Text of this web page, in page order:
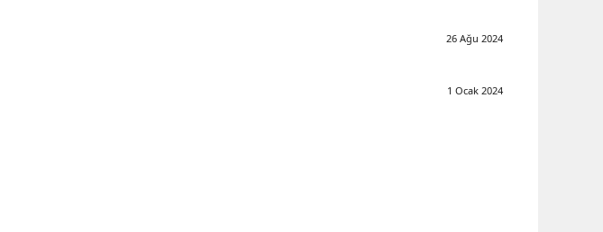
26 Ağu 2024
1 Ocak 2024